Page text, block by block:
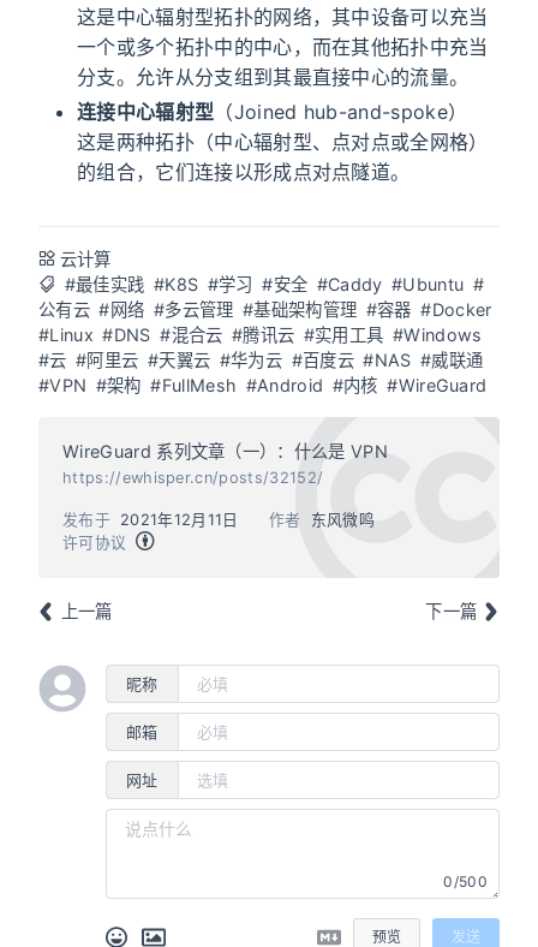
这是中心辐射型拓扑的网络，其中设备可以充当
一个或多个拓扑中的中心，而在其他拓扑中充当
分支。允许从分支组到其最直接中心的流量。
连接中心辐射型 （Joined hub-and-spoke）
这是两种拓扑（中心辐射型、点对点或全网格）
的组合，它们连接以形成点对点隧道。
云计算
#最佳实践 #K8S #学习 #安全 #Caddy #Ubuntu #
公有云 #网络 #多云管理 #基础架构管理 #容器 #Docker
#Linux #DNS #混合云 #腾讯云 #实用工具 #Windows
#云 #阿里云 #天翼云 #华为云 #百度云 #NAS #威联通
#VPN #架构 #FullMesh #Android #内核 #WireGuard
WireGuard 系列文章（一）：什么是 VPN
https://ewhisper.cn/posts/32152/
作者 东风微鸣
发布于
2021年12月11日
许可协议
上一篇 下一篇
昵称
邮箱
网址
0/500
预览 发送